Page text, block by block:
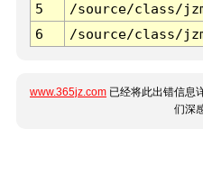
5
/source/class/
6
/source/class/
www.365jz.com 已经将此出错信息
们深